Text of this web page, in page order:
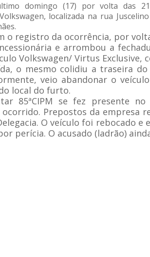
domingo (17) por volta das
localizada na rua
o registro da ocorrência, por
e arrombou a
Volkswagen/ Virtus Exclusive,
o mesmo colidiu a traseira
veio abandonar o
local do furto.
85ªCIPM se fez presente
Prepostos da empresa
O veículo foi rebocado e
perícia. O acusado (ladrão)